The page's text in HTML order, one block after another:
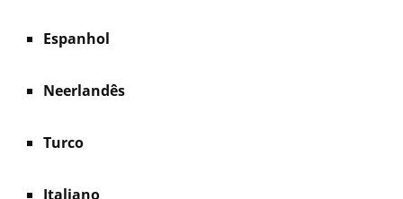
Espanhol
Neerlandês
Turco
Italiano